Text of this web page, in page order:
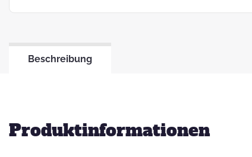
2021
Beschreibung
Produktinformationen